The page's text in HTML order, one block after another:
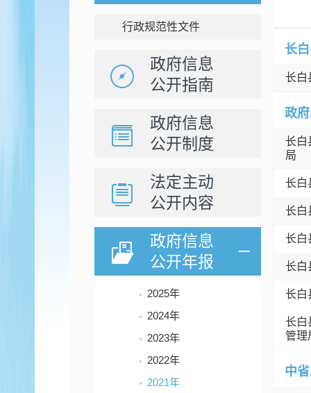
行政规范性文件
政府信息
公开指南
政府信息
公开制度
法定主动
公开内容
政府信息
公开年报
2025年
2024年
2023年
2022年
2021年
长
长白
政
长白
局
长白
长白
长白
长白
长白
长白
管理
中